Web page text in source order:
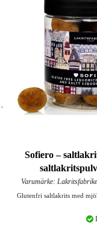
Sofiero –
Varumärke:
Glutenfri saltlakrits med
I